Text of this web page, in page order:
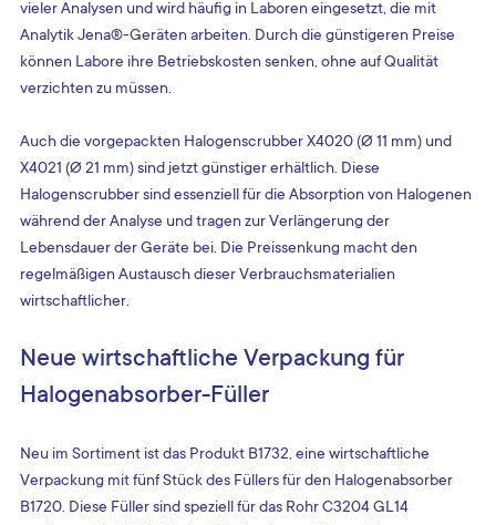
vieler Analysen und wird häufig in Laboren eingesetzt, die mit
Analytik Jena®-Geräten arbeiten. Durch die günstigeren Preise
können Labore ihre Betriebskosten senken, ohne auf Qualität
verzichten zu müssen.
Auch die vorgepackten Halogenscrubber X4020 (Ø 11 mm) und
X4021 (Ø 21 mm) sind jetzt günstiger erhältlich. Diese
Halogenscrubber sind essenziell für die Absorption von Halogenen
während der Analyse und tragen zur Verlängerung der
Lebensdauer der Geräte bei. Die Preissenkung macht den
regelmäßigen Austausch dieser Verbrauchsmaterialien
wirtschaftlicher.
Neue wirtschaftliche Verpackung für
Halogenabsorber-Füller
Neu im Sortiment ist das Produkt B1732, eine wirtschaftliche
Verpackung mit fünf Stück des Füllers für den Halogenabsorber
B1720. Diese Füller sind speziell für das Rohr C3204 GL14